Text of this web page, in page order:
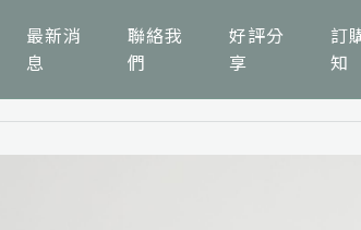
最新消
息
聯絡我
們
好評分
享
訂
知